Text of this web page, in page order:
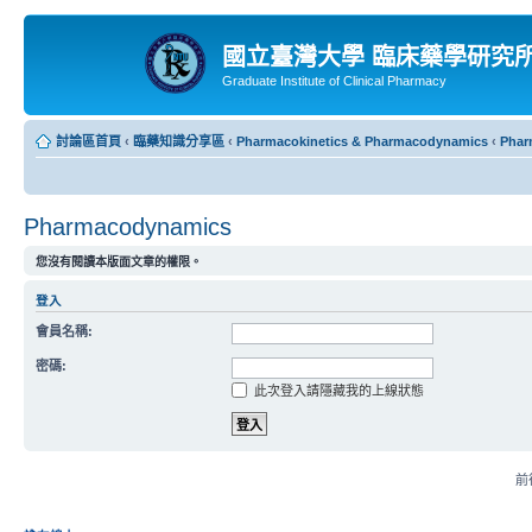
國立臺灣大學 臨床藥學研究
Graduate Institute of Clinical Pharmacy
討論區首頁 ‹ 臨藥知識分享區 ‹ Pharmacokinetics & Pharmacodynamics ‹
Pharmacodynamics
您沒有閱讀本版面文章的權限。
登入
會員名稱:
密碼:
此次登入請隱藏我的上線狀態
前